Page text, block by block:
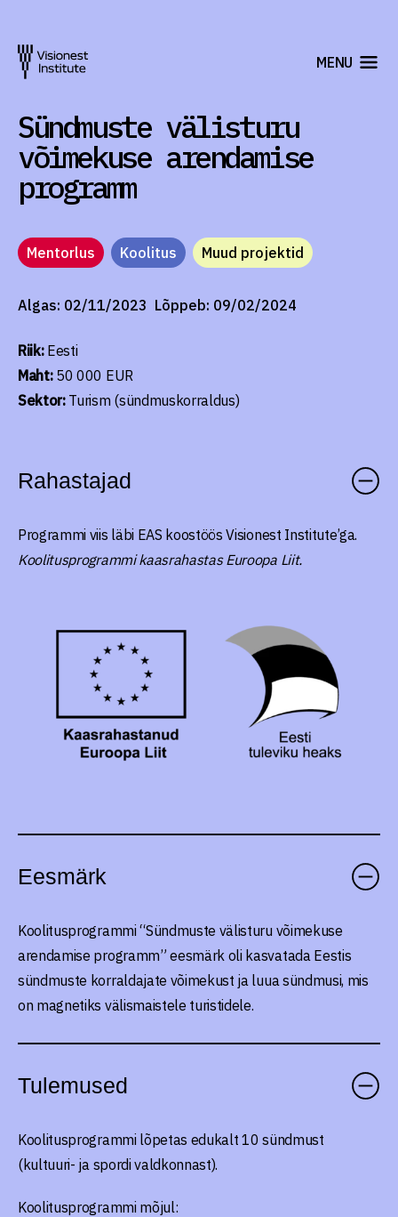
MENU
Sündmuste välisturu
võimekuse arendamise
programm
Mentorlus Koolitus Muud projektid
Algas: 02/11/2023 Lõppeb: 09/02/2024
Riik:Eesti
Maht:50 000 EUR
Sektor:Turism (sündmuskorraldus)
Rahastajad
Programmi viis läbi EAS koostöös Visionest Institute’ga.
Koolitusprogrammi kaasrahastas Euroopa Liit.
Eesmärk
Koolitusprogrammi “Sündmuste välisturu võimekuse
arendamise programm” eesmärk oli kasvatada Eestis
sündmuste korraldajate võimekust ja luua sündmusi, mis
on magnetiks välismaistele turistidele.
Tulemused
Koolitusprogrammi lõpetas edukalt 10 sündmust
(kultuuri- ja spordi valdkonnast).
Koolitusprogrammi mõjul: